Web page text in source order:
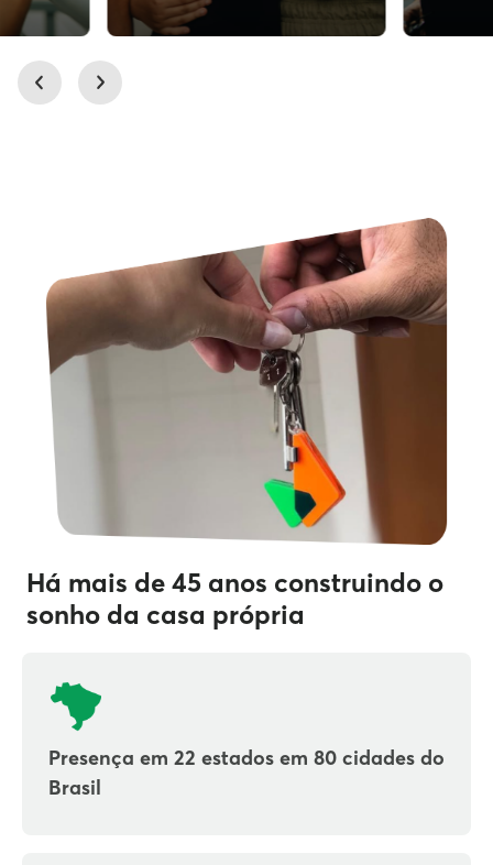
Há mais de 45 anos construindo o
sonho da casa própria
Presença em 22 estados em 80 cidades do
Brasil